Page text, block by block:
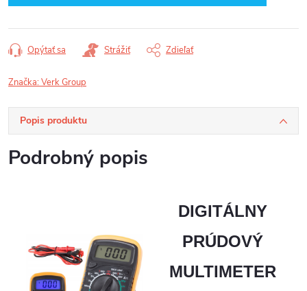
Opýtať sa Strážiť Zdieľať
Značka:Verk Group
Popis produktu
Podrobný popis
DIGITÁLNY
PRÚDOVÝ
MULTIMETER